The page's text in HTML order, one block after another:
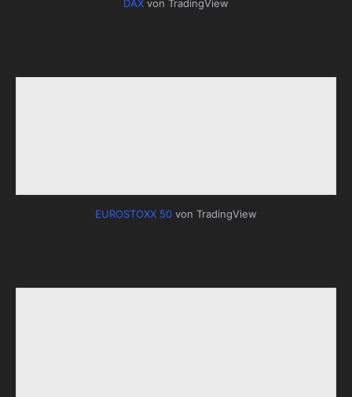
DAX von TradingView
EUROSTOXX 50 von TradingView